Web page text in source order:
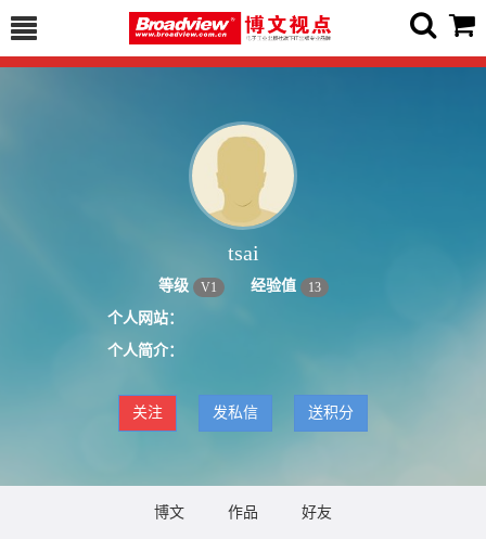
tsai
等级 V1 经验值 13
个人网站：
个人简介：
关注 发私信 送积分
博文 作品 好友